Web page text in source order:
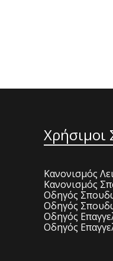
Χρήσιμοι
Κανονισμός
Κανονισμός
Οδηγός
Οδηγός
Οδηγός
Οδηγός